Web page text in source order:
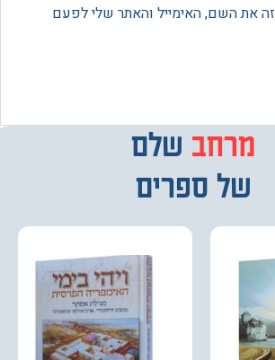
האימייל והאתר שלי לפעם
מבחרשלם
ספרים